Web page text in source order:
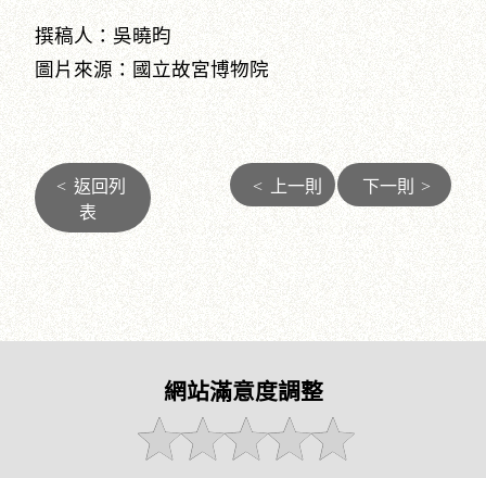
撰稿人：吳曉昀
圖片來源：國立故宮博物院
< 返回列
表
< 上一則 下一則 >
網站滿意度調整